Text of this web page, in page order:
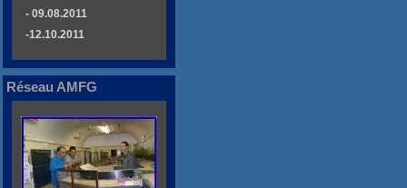
- 09.08.2011
-12.10.2011
Réseau AMFG